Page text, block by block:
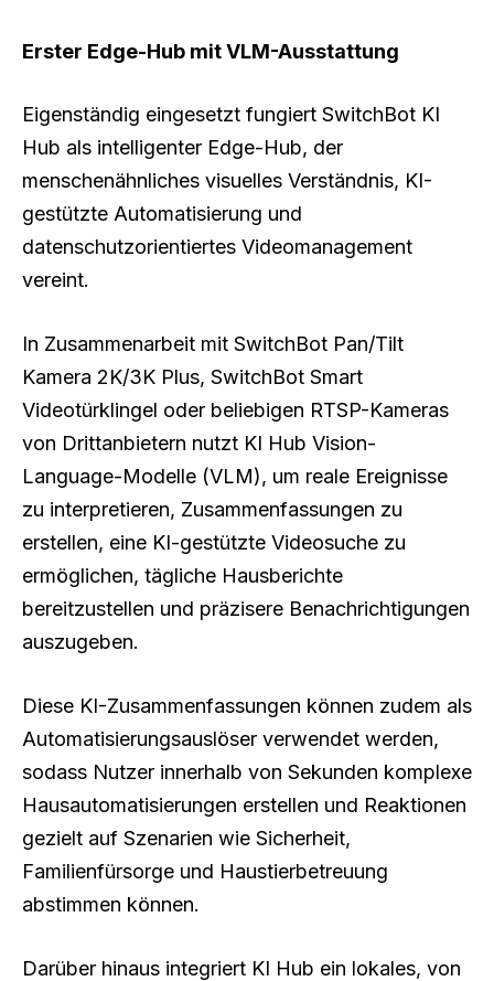
Erster Edge-Hub mit VLM-Ausstattung
Eigenständig eingesetzt fungiert SwitchBot KI
Hub als intelligenter Edge-Hub, der
menschenähnliches visuelles Verständnis, KI-
gestützte Automatisierung und
datenschutzorientiertes Videomanagement
vereint.
In Zusammenarbeit mit SwitchBot Pan/Tilt
Kamera 2K/3K Plus, SwitchBot Smart
Videotürklingel oder beliebigen RTSP-Kameras
von Drittanbietern nutzt KI Hub Vision-
Language-Modelle (VLM), um reale Ereignisse
zu interpretieren, Zusammenfassungen zu
erstellen, eine KI-gestützte Videosuche zu
ermöglichen, tägliche Hausberichte
bereitzustellen und präzisere Benachrichtigungen
auszugeben.
Diese KI-Zusammenfassungen können zudem als
Automatisierungsauslöser verwendet werden,
sodass Nutzer innerhalb von Sekunden komplexe
Hausautomatisierungen erstellen und Reaktionen
gezielt auf Szenarien wie Sicherheit,
Familienfürsorge und Haustierbetreuung
abstimmen können.
Darüber hinaus integriert KI Hub ein lokales, von